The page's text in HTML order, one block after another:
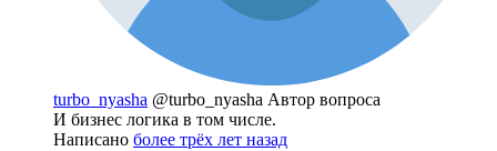
turbo_nyasha @turbo_nyasha Автор вопроса
И бизнес логика в том числе.
Написано более трёх лет назад